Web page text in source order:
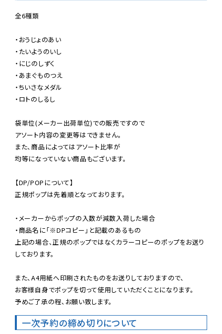
全6種類
・おうじょのあい
・たいようのいし
・にじのしずく
・あまぐものつえ
・ちいさなメダル
・ロトのしるし
袋単位(メーカー出荷単位)での販売ですので
アソート内容の変更等はできません。
また、商品によってはアソート比率が
均等になっていない商品もございます。
【DP/POPについて】
正規ポップは先着順となっております。
・メーカーからポップの入数が減数入荷した場合
・商品名に「※DPコピー」と記載のあるもの
上記の場合、正規のポップではなくカラーコピーのポップをお送り
しております。
また、A4用紙へ印刷されたものをお送りしておりますので、
お客様自身でポップを切って使用していただくことになります。
予めご了承の程、お願い致します。
一次予約の締め切りについて